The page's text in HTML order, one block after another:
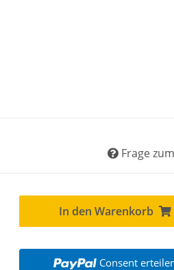
Frage
In den Warenkorb
Consent